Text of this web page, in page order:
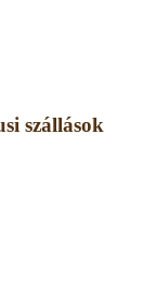
szállások